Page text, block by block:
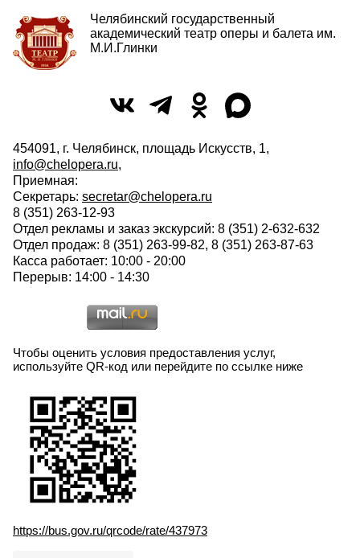
Челябинский государственный
академический театр оперы и балета им.
М.И.Глинки
454091, г. Челябинск, площадь Искусств, 1,
info@chelopera.ru,
Приемная:
Секретарь: secretar@chelopera.ru
8 (351) 263-12-93
Отдел рекламы и заказ экскурсий: 8 (351) 2-632-632
Отдел продаж: 8 (351) 263-99-82, 8 (351) 263-87-63
Касса работает: 10:00 - 20:00
Перерыв: 14:00 - 14:30
Чтобы оценить условия предоставления услуг,
используйте QR-код или перейдите по ссылке ниже
https://bus.gov.ru/qrcode/rate/437973